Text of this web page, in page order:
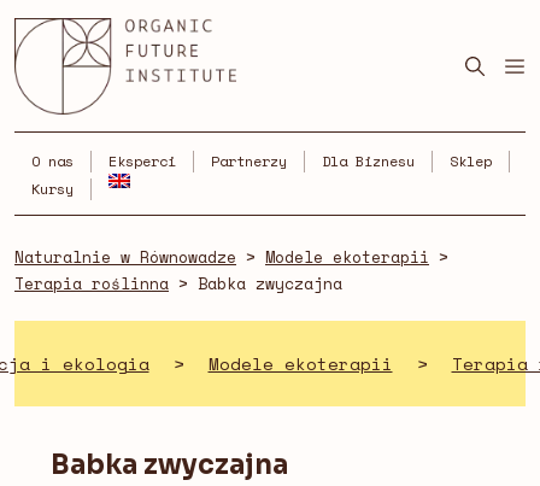
Skip
to
content
O nas Eksperci Partnerzy Dla Biznesu
Sklep
Kursy
Naturalnie w Równowadze > Modele ekoterapii >
Terapia roślinna > Babka zwyczajna
i ekologia > Modele ekoterapii >
Babka zwyczajna